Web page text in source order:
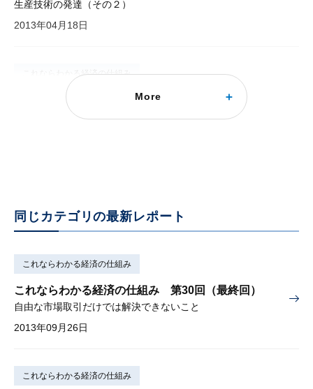
生産技術の発達（その２）
2013年04月18日
これならわかる経済の仕組み
これならわかる経済の仕組み 第11回
賃金の決まり方
More
同じカテゴリの最新レポート
これならわかる経済の仕組み
これならわかる経済の仕組み 第30回（最終回）
自由な市場取引だけでは解決できないこと
2013年09月26日
これならわかる経済の仕組み